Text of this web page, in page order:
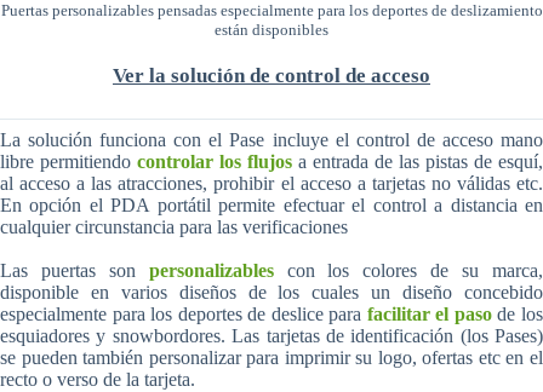
Puertas personalizables pensadas especialmente para los deportes de deslizamiento
están disponibles
Ver la solución de control de acceso
La solución funciona con el Pase incluye el control de acceso mano
libre permitiendo controlar los flujos a entrada de las pistas de esquí,
al acceso a las atracciones, prohibir el acceso a tarjetas no válidas etc.
En opción el PDA portátil permite efectuar el control a distancia en
cualquier circunstancia para las verificaciones
Las puertas son personalizablescon los colores de su marca,
disponible en varios diseños de los cuales un diseño concebido
especialmente para los deportes de deslice para facilitar el pasode los
esquiadores y snowbordores. Las tarjetas de identificación (los Pases)
se pueden también personalizar para imprimir su logo, ofertas etc en el
recto o verso de la tarjeta.